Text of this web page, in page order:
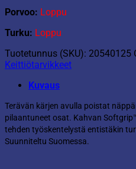
Porvoo: Loppu
Turku: Loppu
Tuotetunnus (SKU): 20540125
Keittiötarvikkeet
Kuvaus
Terävän kärjen avulla poistat
pilaantuneet osat. Kahvan
tehden työskentelystä entistäkin
Suunniteltu Suomessa.